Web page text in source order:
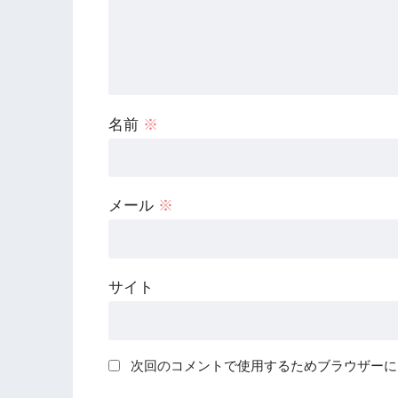
名前 ※
メール ※
サイト
次回のコメントで使用するためブラウザー